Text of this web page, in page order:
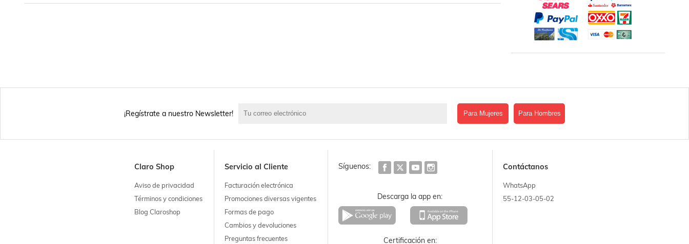
¡Regístrate a nuestro Newsletter! Para Mujeres Para Hombres
Claro Shop
Aviso de privacidad
Términos y condiciones
Blog Claroshop
Servicio al Cliente
Facturación electrónica
Promociones diversas vigentes
Formas de pago
Cambios y devoluciones
Preguntas frecuentes
Síguenos:
Descarga la app en:
Certificación en:
Contáctanos
WhatsApp
55-12-03-05-02